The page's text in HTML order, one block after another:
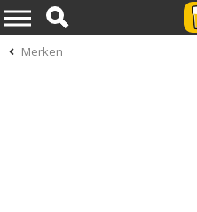
Merken